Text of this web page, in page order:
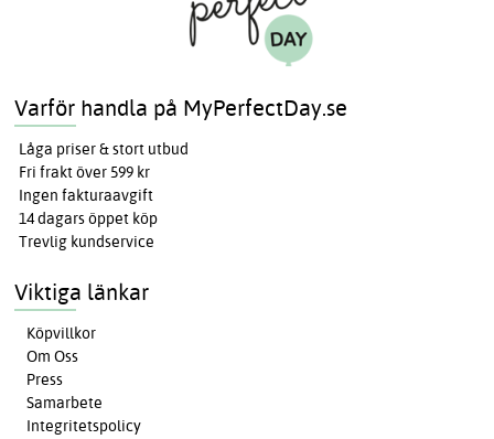
Varför handla på MyPerfectDay.se
Låga priser & stort utbud
Fri frakt över 599 kr
Ingen fakturaavgift
14 dagars öppet köp
Trevlig kundservice
Viktiga länkar
Köpvillkor
Om Oss
Press
Samarbete
Integritetspolicy